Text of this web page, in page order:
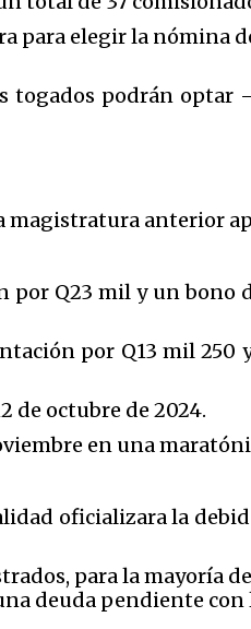
para elegir la nómina
togados podrán optar
magistratura anterior
por Q23 mil y un bono
por Q13 mil 250
de octubre de 2024.
en una
oficializara la
para la mayoría
deuda pendiente con